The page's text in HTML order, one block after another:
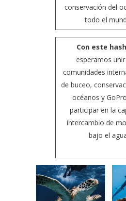
conservación del
todo el
Con este
esperamos
comunidades
de buceo,
océanos y
participar en la
intercambio de
bajo el